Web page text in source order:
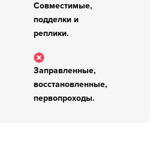
Совместимые,
подделки и
реплики.
Заправленные,
восстановленные,
первопроходы.